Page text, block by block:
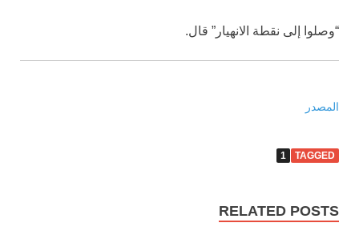
“وصلوا إلى نقطة الانهيار” قال.
المصدر
TAGGED
1
RELATED POSTS